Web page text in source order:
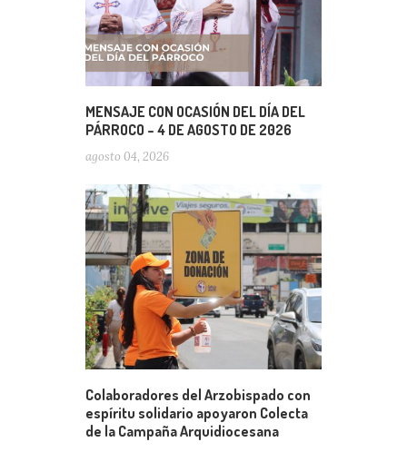
MENSAJE CON OCASIÓN DEL DÍA DEL
PÁRROCO – 4 DE AGOSTO DE 2026
agosto 04, 2026
Colaboradores del Arzobispado con
espíritu solidario apoyaron Colecta
de la Campaña Arquidiocesana